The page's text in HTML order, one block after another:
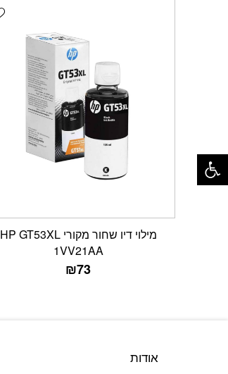
מילוי דיו שחור מקורי HP GT53XL
1VV21AA
₪73
אודות
פתח סרגל נגישות